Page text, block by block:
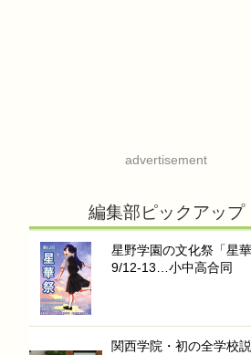
advertisement
編集部ピックアップ
星野学園の文化祭「星華
9/12-13…小中高合同
関西学院・初の全学校